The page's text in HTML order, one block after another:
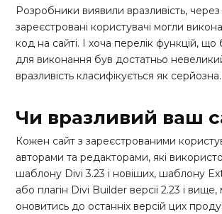
Розробники виявили вразливість, через
зареєстровані користувачі могли
код на сайті. І хоча перелік функцій,
для виконання був достатньо
вразливість класифікується як серйозна.
Чи вразливий ваш
Кожен сайт з зареєстрованими
авторами та редакторами, які
шаблону Divi 3.23 і новіших, шаблону
або плагін Divi Builder версії 2.23 і
оновитись до останніх версій цих